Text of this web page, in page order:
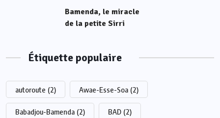
Bamenda, le miracle
de la petite Sirri
Étiquette populaire
autoroute (2) Awae-Esse-Soa (2)
Babadjou-Bamenda (2) BAD (2)